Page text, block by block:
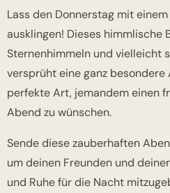
Lass den Donnerstag mit
ausklingen! Dieses himmlische
Sternenhimmeln und vielleicht
versprüht eine ganz besondere
perfekte Art, jemandem einen
Abend zu wünschen.
Sende diese zauberhaften
um deinen Freunden und
und Ruhe für die Nacht